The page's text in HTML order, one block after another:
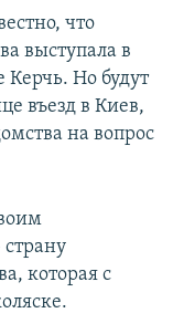
что
выступала в
Но будут
въезд в Киев,
на вопрос
которая с